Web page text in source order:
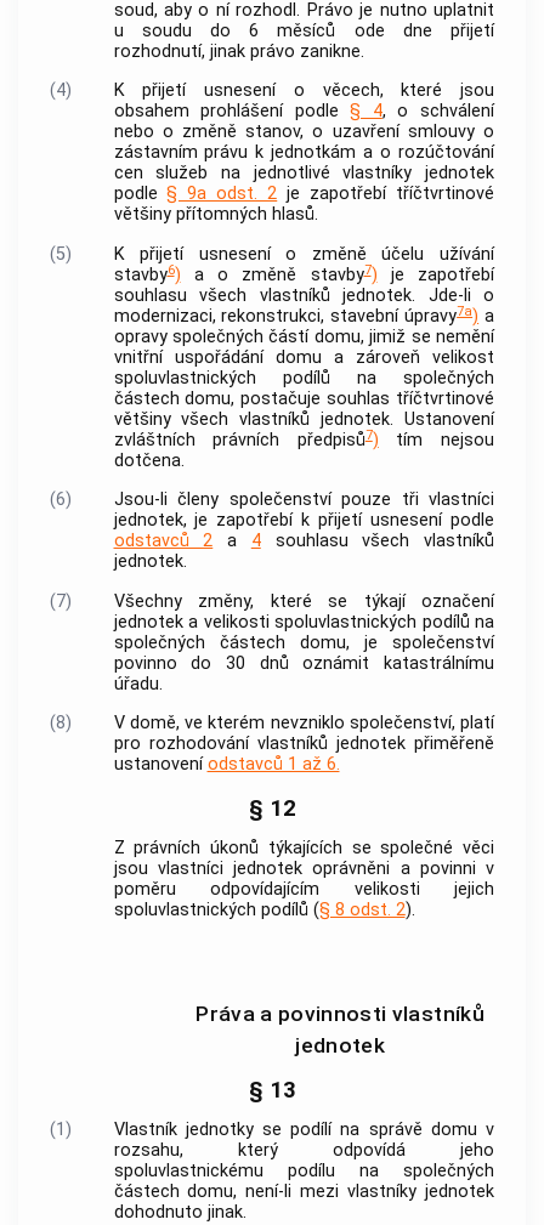
soud, aby o ní rozhodl. Právo je nutno uplatnit
u soudu do 6 měsíců ode dne přijetí
rozhodnutí, jinak právo zanikne.
(4)
K přijetí usnesení o věcech, které jsou
obsahem prohlášení podle§ 4, o schválení
nebo o změně stanov, o uzavření smlouvy o
zástavním právu kjednotkám a o rozúčtování
cen služeb na jednotlivé vlastníky jednotek
podle§ 9a odst. 2 je zapotřebí tříčtvrtinové
většiny přítomných hlasů.
(5)
K přijetí usnesení o změně účelu užívání
stavby6) a o změně stavby7) je zapotřebí
souhlasu všech vlastníků jednotek. Jde-li o
modernizaci, rekonstrukci, stavební úpravy7a) a
opravy společných částí domu, jimiž se nemění
vnitřní uspořádání domu a zároveň velikost
spoluvlastnických podílů na společných
částech domu, postačuje souhlas tříčtvrtinové
většiny všech vlastníkůjednotek. Ustanovení
zvláštních právních předpisů7) tím nejsou
dotčena.
(6)
Jsou-li členy společenství pouze tři vlastníci
jednotek, je zapotřebí k přijetí usnesení podle
odstavců 2 a 4souhlasu všech vlastníků
jednotek.
(7)
Všechny změny, které se týkají označení
jednoteka velikosti spoluvlastnických podílů na
společných částech domu, je společenství
povinno do 30 dnů oznámit katastrálnímu
úřadu.
(8)
V domě, ve kterém nevzniklo společenství, platí
pro rozhodování vlastníků jednotekpřiměřeně
ustanoveníodstavců 1 až 6.
§ 12
Z právních úkonů týkajících se společné věci
jsou vlastníci jednotek oprávněni a povinni v
poměru odpovídajícím velikosti jejich
spoluvlastnických podílů (§ 8 odst. 2).
Práva a povinnosti vlastníků
jednotek
§ 13
(1) Vlastník jednotkyse podílí na správě domu v
rozsahu, který odpovídá jeho
spoluvlastnickému podílu na společných
částech domu, není-li mezi vlastníkyjednotek
dohodnuto jinak.